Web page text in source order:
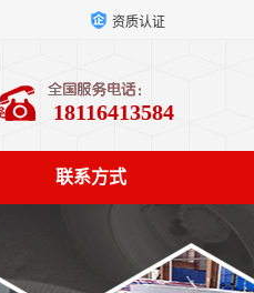
资质认证
18116413584
联系方式